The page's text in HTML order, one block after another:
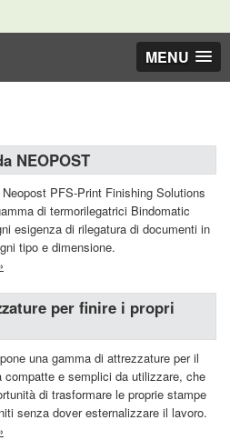
MENU
NEOPOST
PFS-Print Finishing Solutions
di termorilegatrici Bindomatic
esigenza di rilegatura di documenti in
tipo e dimensione.
per finire i propri
una gamma di attrezzature per il
compatte e semplici da utilizzare, che
di trasformare le proprie stampe
senza dover esternalizzare il lavoro.